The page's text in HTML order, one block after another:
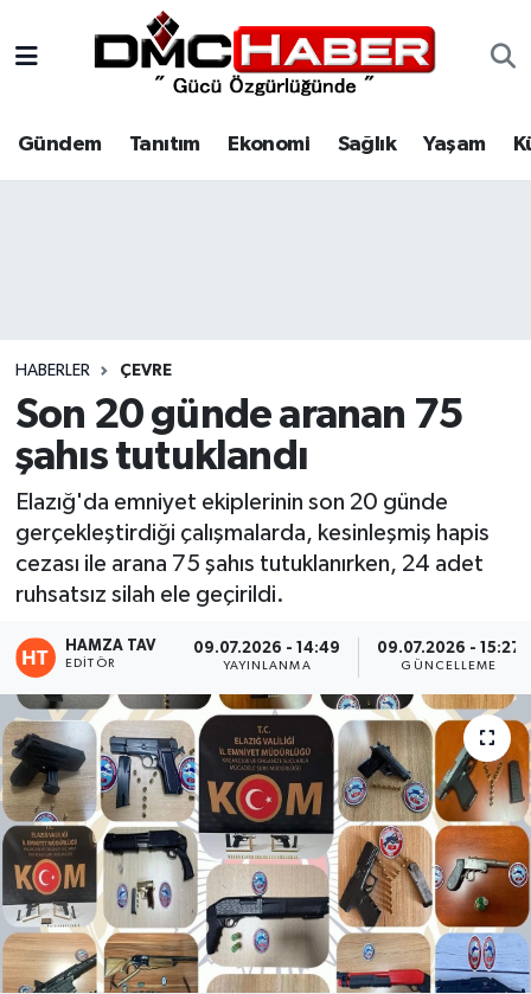
Gündem Tanıtım Ekonomi Sağlık Yaşam
HABERLER ÇEVRE
Son 20 günde aranan 75
şahıs tutuklandı
Elazığ'da emniyet ekiplerinin son 20 günde
gerçekleştirdiği çalışmalarda, kesinleşmiş hapis
cezası ile arana 75 şahıs tutuklanırken, 24 adet
ruhsatsız silah ele geçirildi.
HAMZA TAV
EDITÖR
09.07.2026 - 14:49
YAYINLANMA
09.07.2026 - 15:27
GÜNCELLEME
Tanıtım
Spor
Siyaset
Eğitim
Asayiş
Resmi İlan
Nöbetçi Eczaneler
Hava Durumu
Haber Arşivi